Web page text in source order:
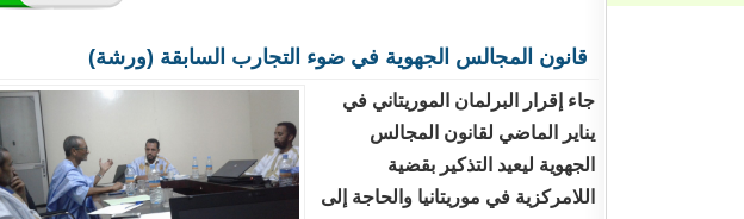
قانون المجالس الجهوية في ضوء التجارب السابقة (ورشة)
جاء إقرار البرلمان الموريتاني في
يناير الماضي لقانون المجالس
الجهوية ليعيد التذكير بقضية
اللامركزية في موريتانيا والحاجة إلى